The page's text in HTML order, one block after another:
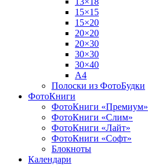
15×15
15×20
20×20
20×30
30×30
30×40
A4
Полоски из ФотоБудки
ФотоКниги
ФотоКниги «Премиум»
ФотоКниги «Слим»
ФотоКниги «Лайт»
ФотоКниги «Софт»
Блокноты
Календари